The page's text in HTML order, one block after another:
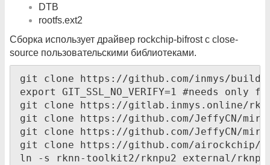
DTB
rootfs.ext2
Сборка использует драйвер rockchip-bifrost с close-
source пользовательскими библиотеками.
git clone https://github.com/inmys/
export GIT_SSL_NO_VERIFY=1 #needs
git clone https://gitlab.inmys.online/
git clone https://github.com/JeffyCN/
git clone https://github.com/JeffyCN/
git clone https://github.com/
ln -s rknn-toolkit2/rknpu2 external/